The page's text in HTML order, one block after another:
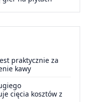
praktycznie za
kawy
cięcia kosztów z